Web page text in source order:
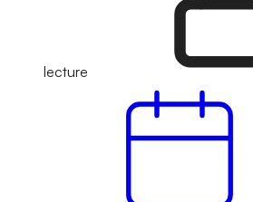
lecture